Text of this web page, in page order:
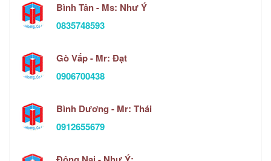
Bình Tân - Ms: Như Ý
0835748593
Gò Vấp - Mr: Đạt
0906700438
Bình Dương - Mr: Thái
0912655679